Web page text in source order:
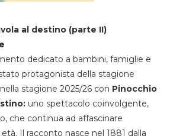
al destino (parte II)
dedicato a bambini, famiglie e
protagonista della stagione
stagione 2025/26 con Pinocchio
uno spettacolo coinvolgente,
che continua ad affascinare
Il racconto nasce nel 1881 dalla